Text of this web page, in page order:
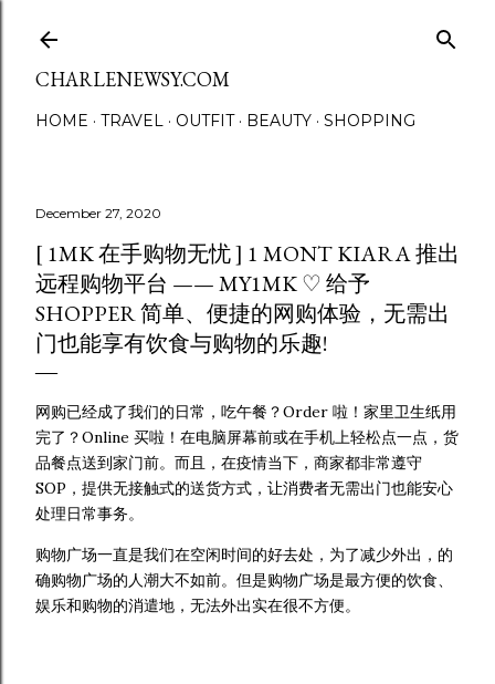
CHARLENEWSY.COM
HOME TRAVEL OUTFIT BEAUTY SHOPPING
December 27, 2020
[ 1MK 在手购物无忧 ] 1 MONT KIARA 推出
远程购物平台 —— MY1MK ♡ 给予
SHOPPER 简单、便捷的网购体验，无需出
门也能享有饮食与购物的乐趣!
网购已经成了我们的日常，吃午餐？Order 啦！家里卫生纸用
完了？Online 买啦！在电脑屏幕前或在手机上轻松点一点，货
品餐点送到家门前。而且，在疫情当下，商家都非常遵守
SOP，提供无接触式的送货方式，让消费者无需出门也能安心
处理日常事务。
购物广场一直是我们在空闲时间的好去处，为了减少外出，的
确购物广场的人潮大不如前。但是购物广场是最方便的饮食、
娱乐和购物的消遣地，无法外出实在很不方便。